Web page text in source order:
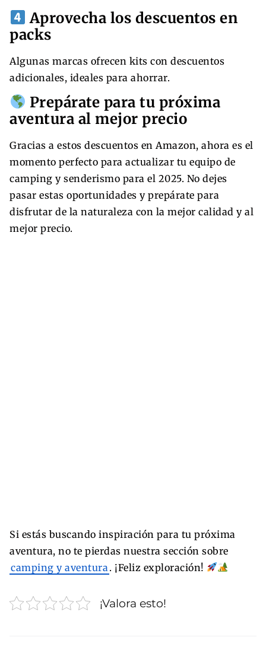
Aprovecha los descuentos en
packs
Algunas marcas ofrecen kits con descuentos
adicionales, ideales para ahorrar.
Prepárate para tu próxima
aventura al mejor precio
Gracias a estos descuentos en Amazon, ahora es el
momento perfecto para actualizar tu equipo de
camping y senderismo para el 2025. No dejes
pasar estas oportunidades y prepárate para
disfrutar de la naturaleza con la mejor calidad y al
mejor precio.
Si estás buscando inspiración para tu próxima
aventura, no te pierdas nuestra sección sobre
camping y aventura . ¡Feliz exploración!
¡Valora esto!